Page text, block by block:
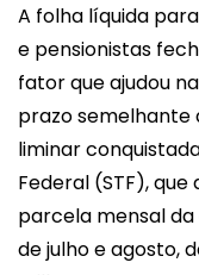
A folha líquida
e pensionistas
fator que ajudou
prazo semelhante
liminar
Federal (STF),
parcela mensal da
de julho e agosto,